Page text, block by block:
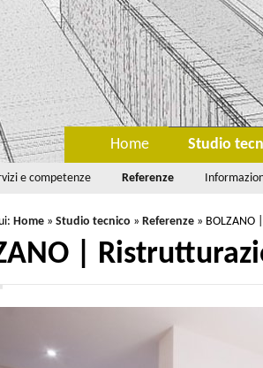
Home Studio
e competenze Referenze
Home » Studio tecnico » Referenze »
|